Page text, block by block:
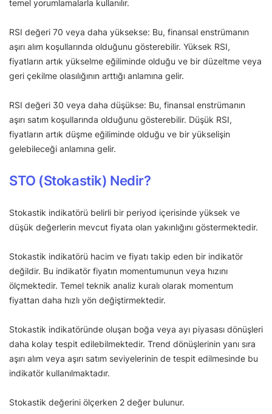
temel yorumlamalarla kullanılır.
RSI değeri 70 veya daha yüksekse: Bu, finansal enstrümanın
aşırı alım koşullarında olduğunu gösterebilir. Yüksek RSI,
fiyatların artık yükselme eğiliminde olduğu ve bir düzeltme veya
geri çekilme olasılığının arttığı anlamına gelir.
RSI değeri 30 veya daha düşükse: Bu, finansal enstrümanın
aşırı satım koşullarında olduğunu gösterebilir. Düşük RSI,
fiyatların artık düşme eğiliminde olduğu ve bir yükselişin
gelebileceği anlamına gelir.
STO (Stokastik) Nedir?
Stokastik indikatörü belirli bir periyod içerisinde yüksek ve
düşük değerlerin mevcut fiyata olan yakınlığını göstermektedir.
Stokastik indikatörü hacim ve fiyatı takip eden bir indikatör
değildir. Bu indikatör fiyatın momentumunun veya hızını
ölçmektedir. Temel teknik analiz kuralı olarak momentum
fiyattan daha hızlı yön değiştirmektedir.
Stokastik indikatöründe oluşan boğa veya ayı piyasası dönüşleri
daha kolay tespit edilebilmektedir. Trend dönüşlerinin yanı sıra
aşırı alım veya aşırı satım seviyelerinin de tespit edilmesinde bu
indikatör kullanılmaktadır.
Stokastik değerini ölçerken 2 değer bulunur.